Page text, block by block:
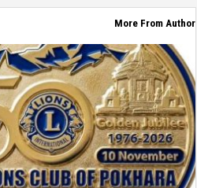
More From Author